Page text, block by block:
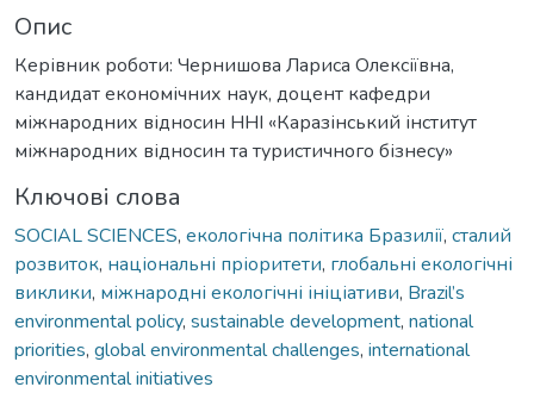
Опис
Керівник роботи: Чернишова Лариса Олексіївна,
кандидат економічних наук, доцент кафедри
міжнародних відносин ННІ «Каразінський інститут
міжнародних відносин та туристичного бізнесу»
Ключові слова
SOCIAL SCIENCES, екологічна політика Бразилії, сталий
розвиток, національні пріоритети, глобальні екологічні
виклики, міжнародні екологічні ініціативи, Brazil’s
environmental policy, sustainable development, national
priorities, global environmental challenges, international
environmental initiatives